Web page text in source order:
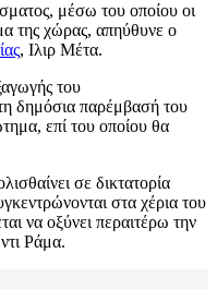
μέσω του οποίου οι
της χώρας, απηύθυνε ο
, Ιλιρ Μέτα.
του
δημόσια παρέμβασή του
επί του οποίου θα
σε δικτατορία
στα χέρια του
να οξύνει περαιτέρω την
Ράμα.